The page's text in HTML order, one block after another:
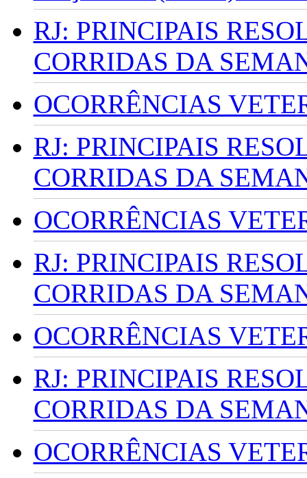
RJ: PRINCIPAIS
CORRIDAS DA
OCORRÊNCIAS
RJ: PRINCIPAIS
CORRIDAS DA
OCORRÊNCIAS
RJ: PRINCIPAIS
CORRIDAS DA
OCORRÊNCIAS
RJ: PRINCIPAIS
CORRIDAS DA
OCORRÊNCIAS